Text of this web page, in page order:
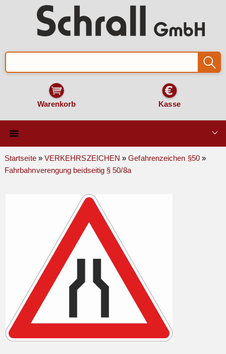
Warenkorb Kasse
Qualität & Technik
VERKEHRSZEICHEN
Montage & Zubehör
Startseite» VERKEHRSZEICHEN »Gefahrenzeichen §50»
Fahrbahnverengung beidseitig § 50/8a